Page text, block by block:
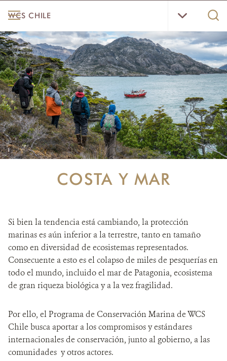
main
content
MENU
WCS CHILE
Menu
INICIO
NOTICIAS
PAISAJES
PARQUE KARUKINKA
ESPECIES
NOSOTROS
DONA
COSTA Y MAR
Si bien la tendencia está cambiando, la protección
marinas es aún inferior a la terrestre, tanto en tamaño
como en diversidad de ecosistemas representados.
Consecuente a esto es el colapso de miles de pesquerías en
todo el mundo, incluido el mar de Patagonia, ecosistema
de gran riqueza biológica y a la vez fragilidad.
Por ello, el Programa de Conservación Marina de WCS
Chile busca aportar a los compromisos y estándares
internacionales de conservación, junto al gobierno, a las
comunidades y otros actores.